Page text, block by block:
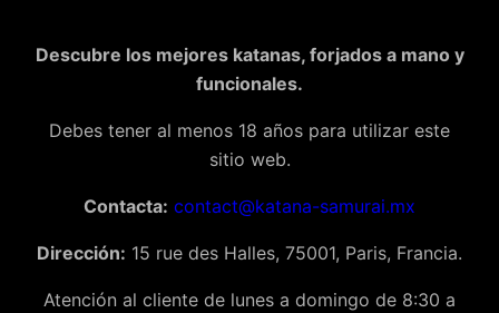
Descubre los mejores katanas, forjados a mano y
funcionales.
Debes tener al menos 18 años para utilizar este
sitio web.
Contacta: contact@katana-samurai.mx
Dirección: 15 rue des Halles, 75001, Paris, Francia.
Atención al cliente de lunes a domingo de 8:30 a